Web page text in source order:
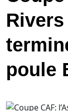
poule